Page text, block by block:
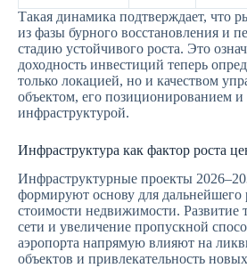
Такая динамика подтверждает, что
из фазы бурного восстановления и
стадию устойчивого роста. Это
доходность инвестиций теперь
только локацией, но и качеством
объектом, его позиционированием и
инфраструктурой.
Инфраструктура как фактор роста
Инфраструктурные проекты
формируют основу для дальнейшего
стоимости недвижимости. Развитие
сети и увеличение пропускной
аэропорта напрямую влияют на
объектов и привлекательность